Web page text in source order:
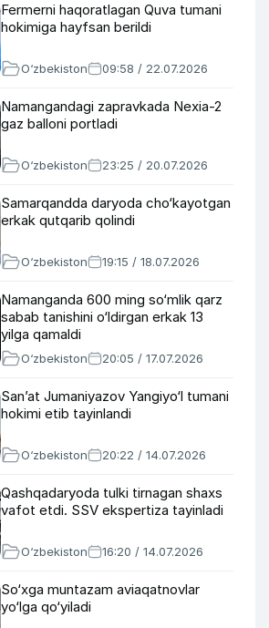
Fermerni haqoratlagan Quva tumani
hokimiga hayfsan berildi
O‘zbekiston 09:58 / 22.07.2026
Namangandagi zapravkada Nexia-2
gaz balloni portladi
O‘zbekiston 23:25 / 20.07.2026
Samarqandda daryoda cho‘kayotgan
erkak qutqarib qolindi
O‘zbekiston 19:15 / 18.07.2026
Namanganda 600 ming so‘mlik qarz
sabab tanishini o‘ldirgan erkak 13
yilga qamaldi
O‘zbekiston 20:05 / 17.07.2026
San’at Jumaniyazov Yangiyo‘l tumani
hokimi etib tayinlandi
O‘zbekiston 20:22 / 14.07.2026
Qashqadaryoda tulki tirnagan shaxs
vafot etdi. SSV ekspertiza tayinladi
O‘zbekiston 16:20 / 14.07.2026
So‘xga muntazam aviaqatnovlar
yo‘lga qo‘yiladi